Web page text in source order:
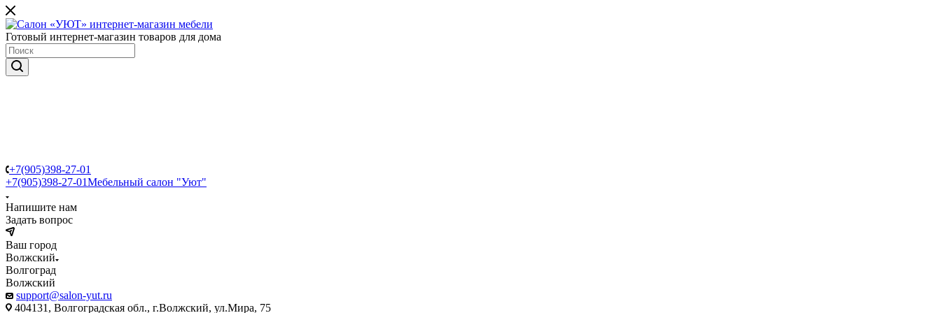
Готовый интернет-магазин товаров для дома
+7(905)398-27-01
+7(905)398-27-01Мебельный салон "Уют"
Напишите нам
Задать вопрос
Ваш город
Волжский
Волгоград
Волжский
support@salon-yut.ru
404131, Волгоградская обл., г.Волжский, ул.Мира, 75